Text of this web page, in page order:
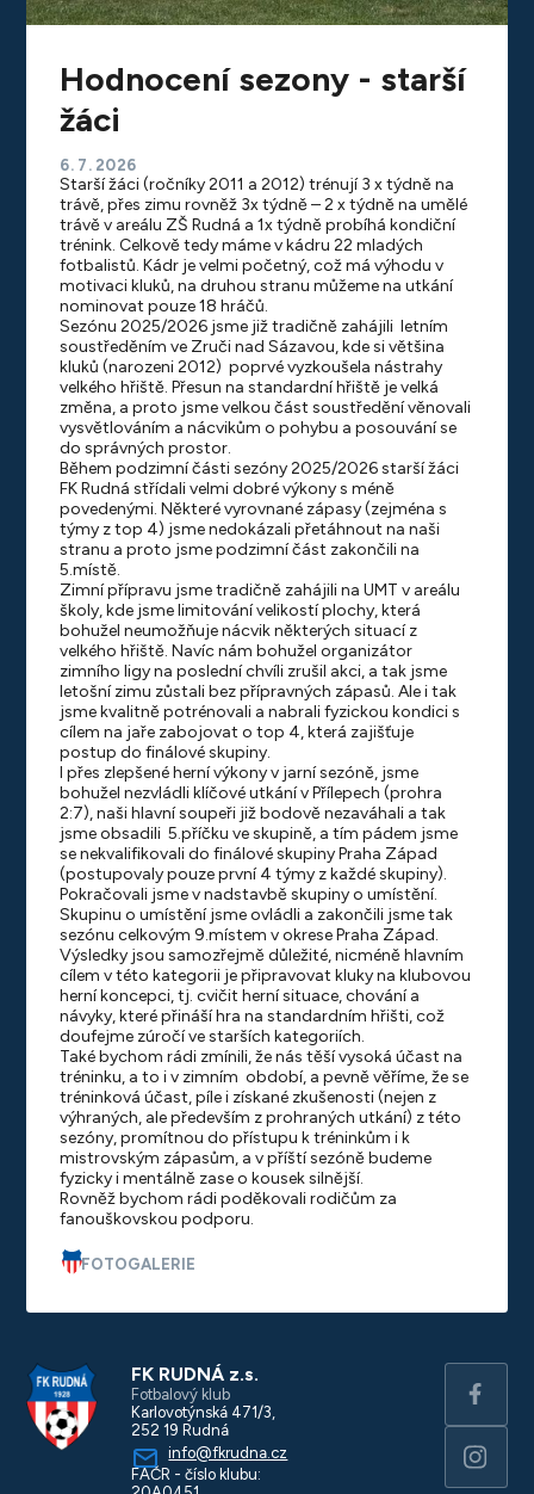
Hodnocení sezony - starší
žáci
6. 7. 2026
Starší žáci (ročníky 2011 a 2012) trénují 3 x týdně na
trávě, přes zimu rovněž 3x týdně – 2 x týdně na umělé
trávě v areálu ZŠ Rudná a 1x týdně probíhá kondiční
trénink. Celkově tedy máme v kádru 22 mladých
fotbalistů. Kádr je velmi početný, což má výhodu v
motivaci kluků, na druhou stranu můžeme na utkání
nominovat pouze 18 hráčů.
Sezónu 2025/2026 jsme již tradičně zahájili letním
soustředěním ve Zruči nad Sázavou, kde si většina
kluků (narozeni 2012) poprvé vyzkoušela nástrahy
velkého hřiště. Přesun na standardní hřiště je velká
změna, a proto jsme velkou část soustředění věnovali
vysvětlováním a nácvikům o pohybu a posouvání se
do správných prostor.
Během podzimní části sezóny 2025/2026 starší žáci
FK Rudná střídali velmi dobré výkony s méně
povedenými. Některé vyrovnané zápasy (zejména s
týmy z top 4) jsme nedokázali přetáhnout na naši
stranu a proto jsme podzimní část zakončili na
5.místě.
Zimní přípravu jsme tradičně zahájili na UMT v areálu
školy, kde jsme limitování velikostí plochy, která
bohužel neumožňuje nácvik některých situací z
velkého hřiště. Navíc nám bohužel organizátor
zimního ligy na poslední chvíli zrušil akci, a tak jsme
letošní zimu zůstali bez přípravných zápasů. Ale i tak
jsme kvalitně potrénovali a nabrali fyzickou kondici s
cílem na jaře zabojovat o top 4, která zajišťuje
postup do finálové skupiny.
I přes zlepšené herní výkony v jarní sezóně, jsme
bohužel nezvládli klíčové utkání v Přílepech (prohra
2:7), naši hlavní soupeři již bodově nezaváhali a tak
jsme obsadili 5.příčku ve skupině, a tím pádem jsme
se nekvalifikovali do finálové skupiny Praha Západ
(postupovaly pouze první 4 týmy z každé skupiny).
Pokračovali jsme v nadstavbě skupiny o umístění.
Skupinu o umístění jsme ovládli a zakončili jsme tak
sezónu celkovým 9.místem v okrese Praha Západ.
Výsledky jsou samozřejmě důležité, nicméně hlavním
cílem v této kategorii je připravovat kluky na klubovou
herní koncepci, tj. cvičit herní situace, chování a
návyky, které přináší hra na standardním hřišti, což
doufejme zúročí ve starších kategoriích.
Také bychom rádi zmínili, že nás těší vysoká účast na
tréninku, a to i v zimním období, a pevně věříme, že se
tréninková účast, píle i získané zkušenosti (nejen z
výhraných, ale především z prohraných utkání) z této
sezóny, promítnou do přístupu k tréninkům i k
mistrovským zápasům, a v příští sezóně budeme
fyzicky i mentálně zase o kousek silnější.
Rovněž bychom rádi poděkovali rodičům za
fanouškovskou podporu.
FOTOGALERIE
FK RUDNÁ z.s.
Fotbalový klub
Karlovotýnská 471/3,
252 19 Rudná
info@fkrudna.cz
FAČR - číslo klubu: